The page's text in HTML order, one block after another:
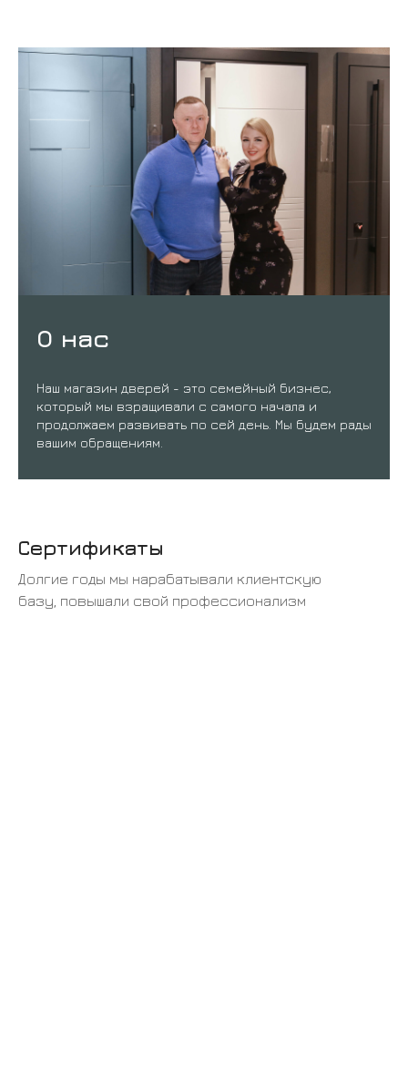
О нас
Наш магазин дверей - это семейный бизнес,
который мы взращивали с самого начала и
продолжаем развивать по сей день. Мы будем рады
вашим обращениям.
Сертификаты
Долгие годы мы нарабатывали клиентскую
базу, повышали свой профессионализм